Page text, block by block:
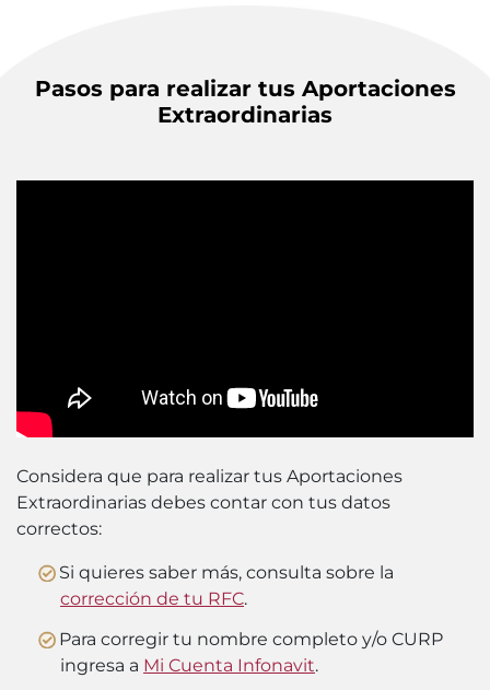
Pasos para realizar tus Aportaciones
Extraordinarias
Considera que para realizar tus Aportaciones
Extraordinarias debes contar con tus datos
correctos:
Si quieres saber más, consulta sobre la
corrección de tu RFC.
Para corregir tu nombre completo y/o CURP
ingresa a Mi Cuenta Infonavit.